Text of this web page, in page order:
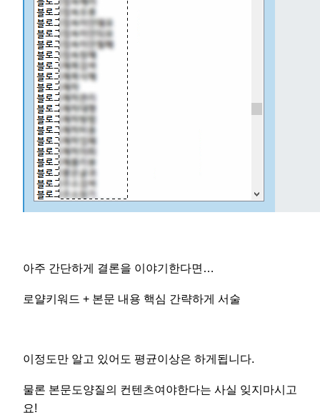
아주 간단하게 결론을 이야기한다면…
로얄키워드 + 본문 내용 핵심 간략하게 서술
이정도만 알고 있어도 평균이상은 하게됩니다.
물론 본문도양질의 컨텐츠여야한다는 사실 잊지마시고
요!